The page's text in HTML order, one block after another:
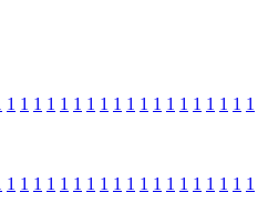
1 1 1 1 1 1 1 1 1 1 1 1 1 1 1 1 1 1 1
1 1 1 1 1 1 1 1 1 1 1 1 1 1 1 1 1 1 1